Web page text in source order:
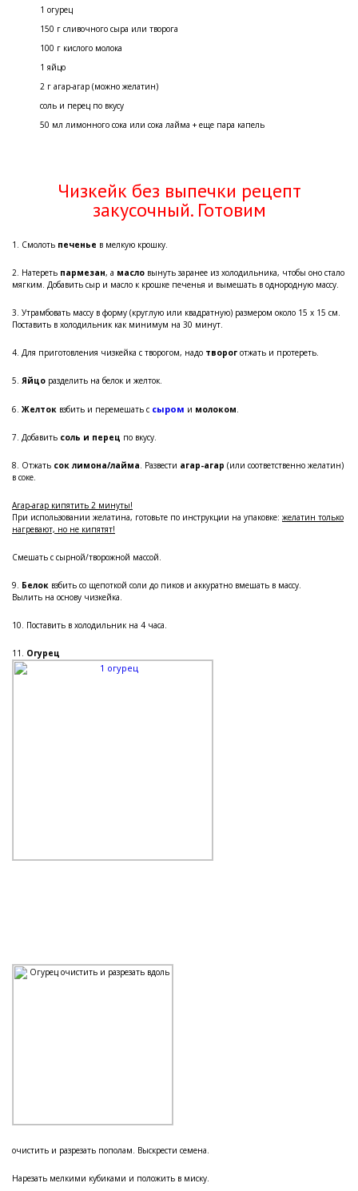
1 огурец
150 г сливочного сыра или творога
100 г кислого молока
1 яйцо
2 г агар-агар (можно желатин)
соль и перец по вкусу
50 мл лимонного сока или сока лайма + еще пара капель
Чизкейк без выпечки рецепт
закусочный. Готовим
1. Смолоть печенье в мелкую крошку.
2. Натереть пармезан, а масло вынуть заранее из холодильника, чтобы оно стало
мягким. Добавить сыр и масло к крошке печенья и вымешать в однородную массу.
3. Утрамбовать массу в форму (круглую или квадратную) размером около 15 х 15 см.
Поставить в холодильник как минимум на 30 минут.
4. Для приготовления чизкейка с творогом, надо творог отжать и протереть.
5. Яйцо разделить на белок и желток.
6. Желток взбить и перемешать с сыром и молоком.
7. Добавить соль и перец по вкусу.
8. Отжать сок лимона/лайма. Развести агар-агар (или соответственно желатин)
в соке.
Агар-агар кипятить 2 минуты!
При использовании желатина, готовьте по инструкции на упаковке: желатин только
нагревают, но не кипятят!
Смешать с сырной/творожной массой.
9. Белок взбить со щепоткой соли до пиков и аккуратно вмешать в массу.
Вылить на основу чизкейка.
10. Поставить в холодильник на 4 часа.
11. Огурец
очистить и разрезать пополам. Выскрести семена.
Нарезать мелкими кубиками и положить в миску.